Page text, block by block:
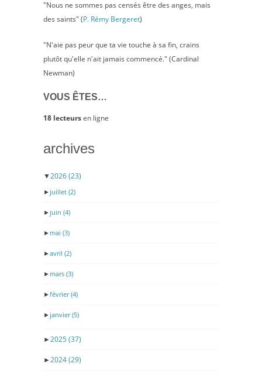
"Nous ne sommes pas censés être des anges, mais
des saints" (P. Rémy Bergeret)
"N'aie pas peur que ta vie touche à sa fin, crains
plutôt qu'elle n'ait jamais commencé." (Cardinal
Newman)
VOUS ÊTES…
18 lecteursen ligne
archives
▼2026(23)
► juillet (2)
► juin (4)
► mai (3)
►avril (2)
► mars (3)
►février(4)
► janvier(5)
►2025(37)
►2024(29)